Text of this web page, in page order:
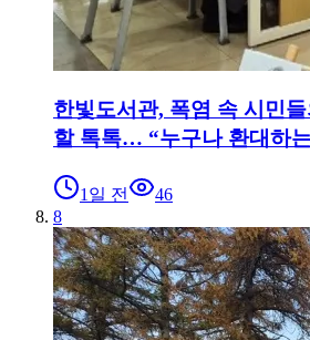
한빛도서관, 폭염 속 시민들
할 톡톡… “누구나 환대하
1일 전
46
8